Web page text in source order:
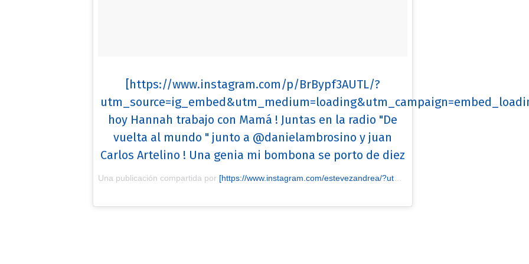
[https://www.instagram.com/p/BrBypf3AUTL/?
hoy Hannah trabajo con Mamá ! Juntas en la radio "De
vuelta al mundo " junto a @danielambrosino y juan
Carlos Artelino ! Una genia mi bombona se porto de diez
Una publicación compartida por [https://www.instagram.com/estevezandrea/?utm_source=ig_embed&utm_medium=loading&utm_campaign=embed_loading_state_control] Andrea